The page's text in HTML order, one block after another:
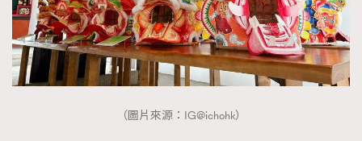
（圖片來源：IG@ichohk）